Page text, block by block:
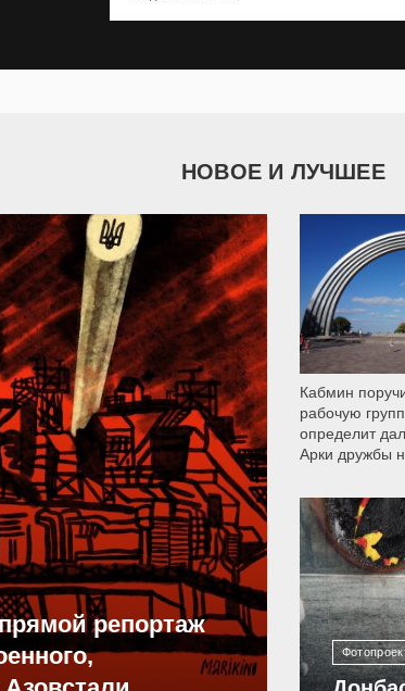
НОВОЕ И ЛУЧШЕЕ
репортаж
Кабмин
рабочую
определит
Арки дружбы
9 792
12 308